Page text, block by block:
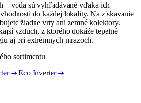
– voda sú vyhľadávané vďaka ich
do každej lokality. Na získavanie
žiadne vrty ani zemné kolektory.
vzduch, z ktorého dokáže tepelné
aj pri extrémnych mrazoch.
sortimentu
Eco Inverter